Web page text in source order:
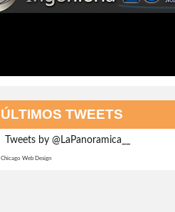
ÚLTIMOS TWEETS
Tweets by @LaPanoramica__
Chicago Web Design